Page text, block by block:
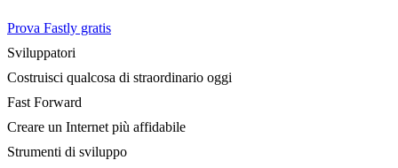
Prova Fastly gratis
Sviluppatori
Costruisci qualcosa di straordinario oggi
Fast Forward
Creare un Internet più affidabile
Strumenti di sviluppo